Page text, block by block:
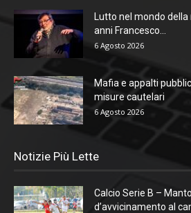
Lutto nel mondo
anni Francesco...
6 Agosto 2026
Mafia e appalti
misure cautelari
6 Agosto 2026
Notizie Più Lette
Calcio Serie B –
d’avvicinamento al